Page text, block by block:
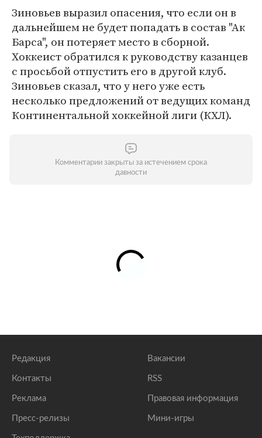
Зиновьев выразил опасения, что если он в
дальнейшем не будет попадать в состав "Ак
Барса", он потеряет место в сборной.
Хоккеист обратился к руководству казанцев
с просьбой отпустить его в другой клуб.
Зиновьев сказал, что у него уже есть
несколько предложений от ведущих команд
Континентальной хоккейной лиги (КХЛ).
Комментарии закрыты за истечением срока
давности
Редакция
Контакты
Реклама
Пресс-релизы
Вакансии
RSS
Правовая информация
Мини-игры